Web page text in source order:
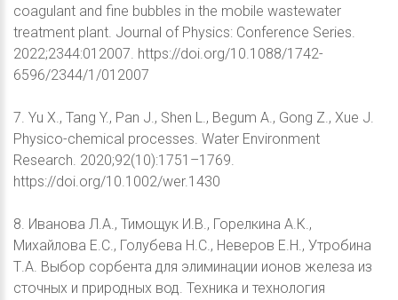
coagulant and fine bubbles in the mobile wastewater
treatment plant. Journal of Physics: Conference Series.
2022;2344:012007. https://doi.org/10.1088/1742-
6596/2344/1/012007
7. Yu X., Tang Y., Pan J., Shen L., Begum A., Gong Z., Xue J.
Physico-chemical processes. Water Environment
Research. 2020;92(10):1751–1769.
https://doi.org/10.1002/wer.1430
8. Иванова Л.А., Тимощук И.В., Горелкина А.К.,
Михайлова Е.С., Голубева Н.С., Неверов Е.Н., Утробина
Т.А. Выбор сорбента для элиминации ионов железа из
сточных и природных вод. Техника и технология